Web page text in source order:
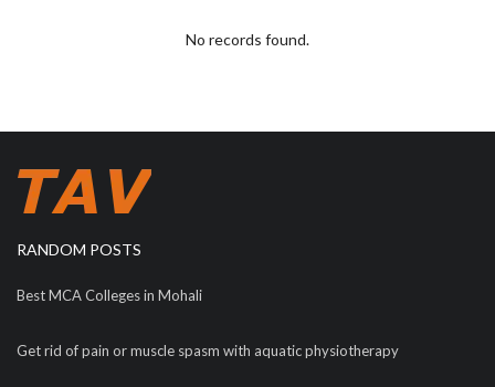
No records found.
RANDOM POSTS
Best MCA Colleges in Mohali
Get rid of pain or muscle spasm with aquatic physiotherapy